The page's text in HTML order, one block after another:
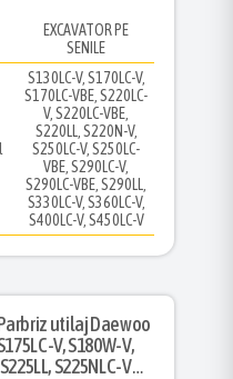
S400LC-V, S450LC
EXCAVATOR PE
SENILE
S130LC-V, S170LC-V,
S170LC-VBE, S220LC-
V, S220LC-VBE,
S220LL, S220N-V,
S250LC-V, S250LC-
VBE, S290LC-V,
S290LC-VBE, S290LL,
S330LC-V, S360LC-V,
S400LC-V, S450LC-V
utilaj Daewoo
V, S180W-V,
S225NLC-V